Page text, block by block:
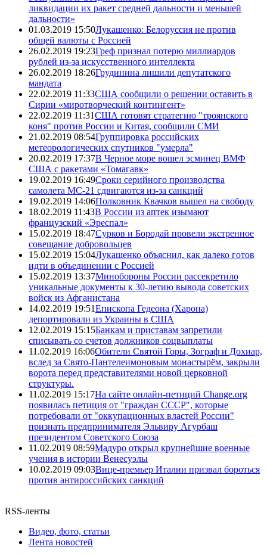
ликвидации их ракет средней дальности и меньшей
дальности»
01.03.2019 15:50Лукашенко: Белоруссия не против
общей валюты с Россией
26.02.2019 19:23Греф признал потерю миллиардов
рублей из-за искусственного интеллекта
26.02.2019 18:26Грудинина лишили депутатского
мандата
22.02.2019 11:33США сообщили о решении оставить в
Сирии «миротворческий контингент»
22.02.2019 11:31США готовят стратегию "троянского
коня" против России и Китая, сообщили СМИ
21.02.2019 08:54Группировка российских
метеорологических спутников "умерла"
20.02.2019 17:37В Черное море вошел эсминец ВМФ
США с ракетами «Томагавк»
19.02.2019 16:49Сроки серийного производства
самолета МС-21 сдвигаются из-за санкций
19.02.2019 14:06Полковник Квачков вышел на свободу
18.02.2019 11:43В России из аптек изымают
французский «Эреспал»
15.02.2019 18:47Сурков и Бородай провели экстренное
совещание добровольцев
15.02.2019 15:04Лукашенко объяснил, как далеко готов
идти в объединении с Россией
15.02.2019 13:37Минобороны России рассекретило
уникальные документы к 30-летию вывода советских
войск из Афганистана
14.02.2019 19:51Епископа Гедеона (Харона)
депортировали из Украины в США
12.02.2019 15:15Банкам и приставам запретили
списывать со счетов должников соцвыплаты
11.02.2019 16:06Обители Святой Горы, Зограф и Дохиар,
вслед за Свято-Пантелеимоновым монастырём, закрыли
ворота перед представителями новой церковной
структуры.
11.02.2019 15:17На сайте онлайн-петиций Change.org
появилась петиция от "граждан СССР", которые
потребовали от "оккупационных властей России"
признать предпринимателя Эльвиру Агурбаш
президентом Советского Союза
11.02.2019 08:59Мадуро открыл крупнейшие военные
учения в истории Венесуэлы
10.02.2019 09:03Вице-премьер Италии призвал бороться
против антироссийских санкций
RSS-ленты
Видео, фото, статьи
Лента новостей